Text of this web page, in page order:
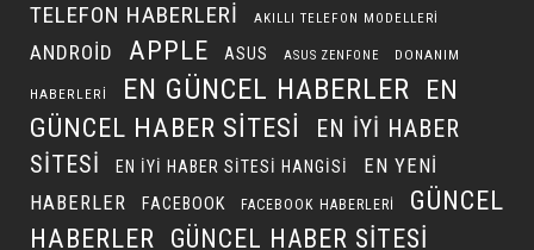
TELEFON HABERLERI
AKILLI TELEFON MODELLERI
ANDROID APPLE ASUS ASUS ZENFONE DONANIM
HABERLERI EN GÜNCEL HABERLER EN
GÜNCEL HABER SITESI
EN IYI HABER
SITESI
EN IYI HABER SITESI HANGISI
EN YENI
HABERLER
FACEBOOK FACEBOOK HABERLERI
GÜNCEL
HABERLER
GÜNCEL HABER SITESI